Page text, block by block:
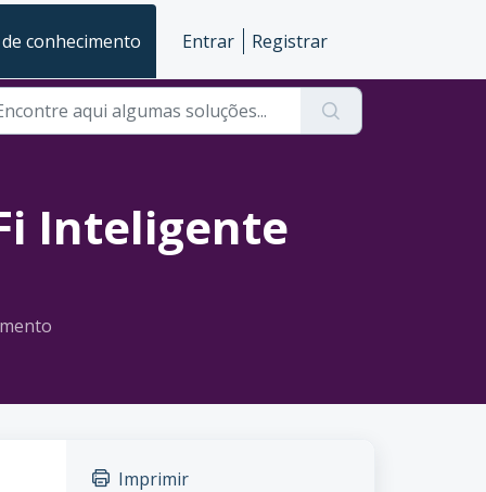
conhecimento Entrar Registrar
Inteligente
Imprimir